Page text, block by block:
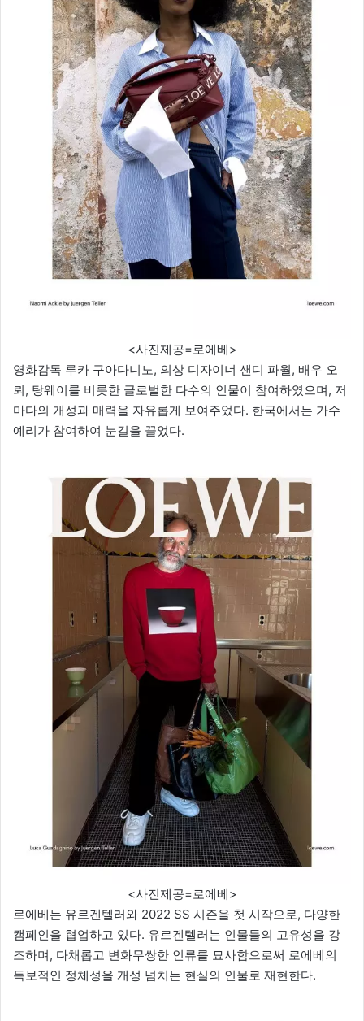
<사진제공=로에베>
영화감독 루카 구아다니노, 의상 디자이너 샌디 파월, 배우 오
뢰, 탕웨이를 비롯한 글로벌한 다수의 인물이 참여하였으며, 저
마다의 개성과 매력을 자유롭게 보여주었다. 한국에서는 가수
예리가 참여하여 눈길을 끌었다.
<사진제공=로에베>
로에베는 유르겐텔러와 2022 SS 시즌을 첫 시작으로, 다양한
캠페인을 협업하고 있다. 유르겐텔러는 인물들의 고유성을 강
조하며, 다채롭고 변화무쌍한 인류를 묘사함으로써 로에베의
독보적인 정체성을 개성 넘치는 현실의 인물로 재현한다.